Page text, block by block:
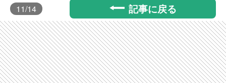
11/14 記事に戻る